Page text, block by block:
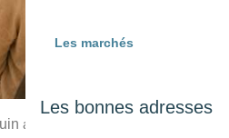
Les marchés
Les bonnes adresses
au